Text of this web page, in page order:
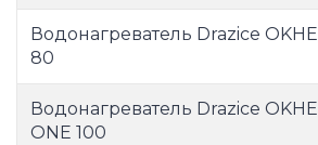
Водонагреватель Drazice OKHE
80
Водонагреватель Drazice OKHE
ONE 100